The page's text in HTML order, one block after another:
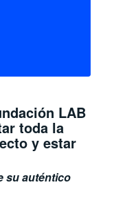
LAB
toda la
y estar
su auténtico